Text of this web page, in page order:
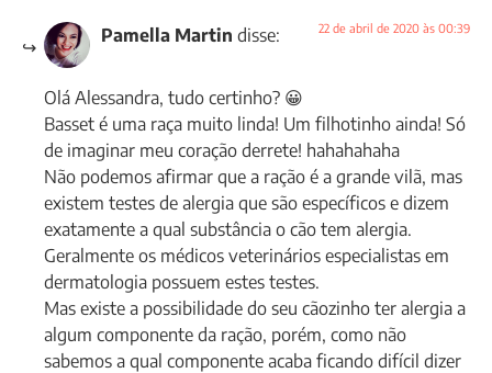
Pamella Martin disse: 22 de abril de 2020 às 00:39
Olá Alessandra, tudo certinho? 😀
Basset é uma raça muito linda! Um filhotinho ainda! Só
de imaginar meu coração derrete! hahahahaha
Não podemos afirmar que a ração é a grande vilã, mas
existem testes de alergia que são específicos e dizem
exatamente a qual substância o cão tem alergia.
Geralmente os médicos veterinários especialistas em
dermatologia possuem estes testes.
Mas existe a possibilidade do seu cãozinho ter alergia a
algum componente da ração, porém, como não
sabemos a qual componente acaba ficando difícil dizer